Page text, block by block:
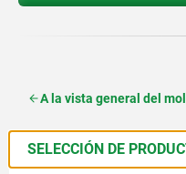
A la vista general del
SELECCIÓN DE